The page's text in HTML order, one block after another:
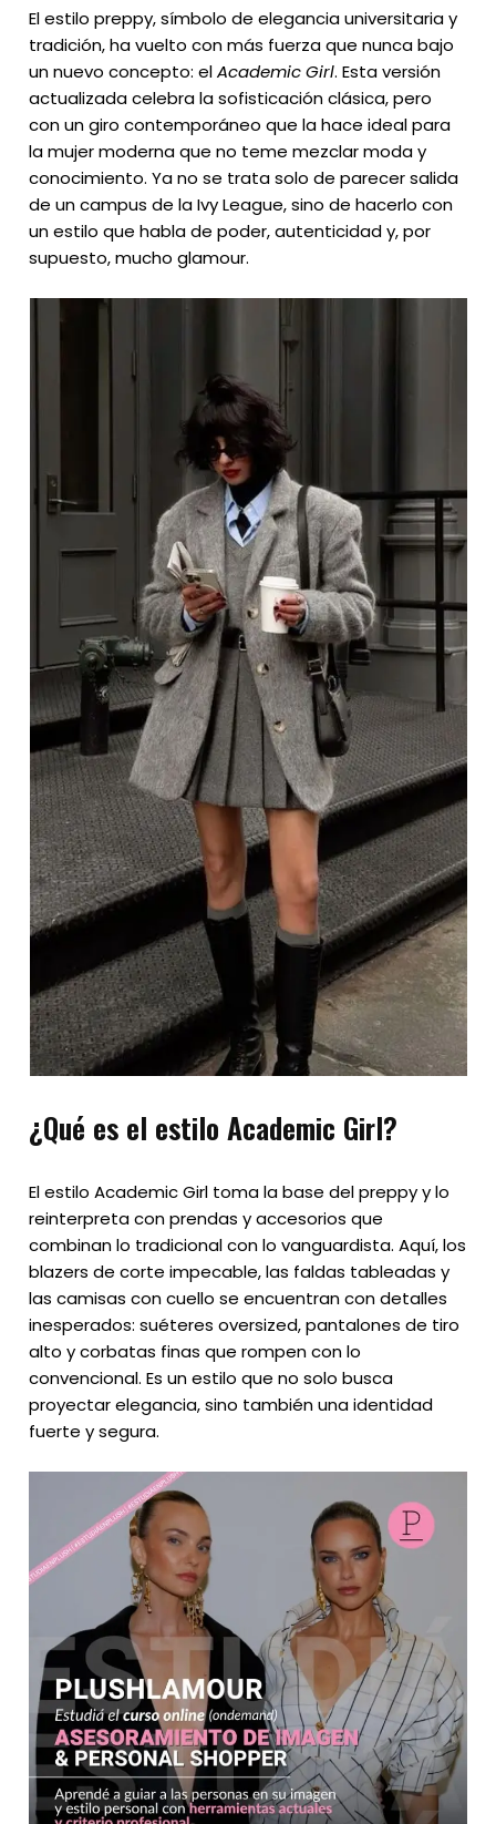
El estilo preppy, símbolo de elegancia universitaria y
tradición, ha vuelto con más fuerza que nunca bajo
un nuevo concepto: elAcademic Girl. Esta versión
actualizada celebra la sofisticación clásica, pero
con un giro contemporáneo que la hace ideal para
la mujer moderna que no teme mezclar moda y
conocimiento. Ya no se trata solo de parecer salida
de un campus de la Ivy League, sino de hacerlo con
un estilo que habla de poder, autenticidad y, por
supuesto, mucho glamour.
¿Qué es el estilo Academic Girl?
El estilo Academic Girl toma la base del preppy y lo
reinterpreta con prendas y accesorios que
combinan lo tradicional con lo vanguardista. Aquí, los
blazers de corte impecable, las faldas tableadas y
las camisas con cuello se encuentran con detalles
inesperados: suéteres oversized, pantalones de tiro
alto y corbatas finas que rompen con lo
convencional. Es un estilo que no solo busca
proyectar elegancia, sino también una identidad
fuerte y segura.